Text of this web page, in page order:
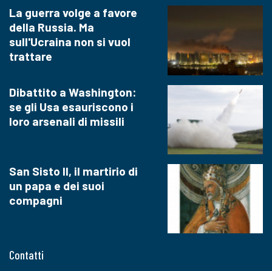
Contatti
La guerra volge a favore
della Russia. Ma
sull'Ucraina non si vuol
trattare
Dibattito a Washington:
se gli Usa esauriscono i
loro arsenali di missili
San Sisto II, il martirio di
un papa e dei suoi
compagni